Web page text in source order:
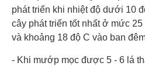
phát triển khi nhiệt độ dưới 10
cây phát triển tốt nhất ở mức
và khoảng 18 độ C vào ban
- Khi mướp mọc được 5 - 6 lá